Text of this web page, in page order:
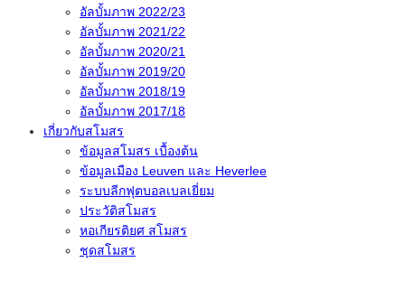
อัลบั้มภาพ 2022/23
อัลบั้มภาพ 2021/22
อัลบั้มภาพ 2020/21
อัลบั้มภาพ 2019/20
อัลบั้มภาพ 2018/19
อัลบั้มภาพ 2017/18
เกี่ยวกับสโมสร
ข้อมูลสโมสร เบื้องต้น
ข้อมูลเมือง Leuven และ Heverlee
ระบบลีกฟุตบอลเบลเยี่ยม
ประวัติสโมสร
หอเกียรติยศ สโมสร
ชุดสโมสร